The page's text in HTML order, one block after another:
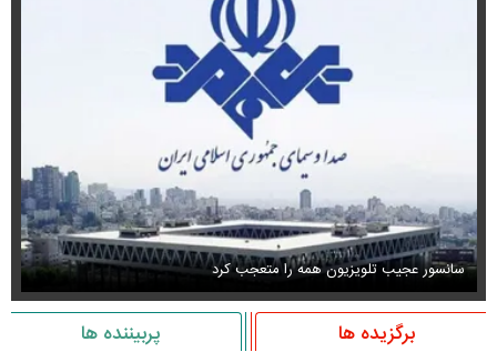
سانسور عجیب تلویزیون همه را متعجب کرد
برگزیده ها پربیننده ها